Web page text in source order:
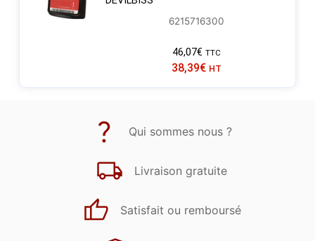
6215716300
46,07€ TTC
38,39€ HT
Qui sommes nous ?
Livraison gratuite
Satisfait ou remboursé